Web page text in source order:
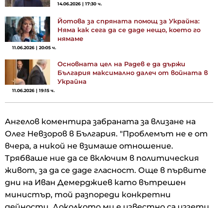
14.06.2026 | 17:30 ч.
Йотова за спряната помощ за Украйна:
Няма как сега да се даде нещо, което го
нямаме
11.06.2026 | 20:05 ч.
Основната цел на Радев е да държи
България максимално далеч от войната в
Украйна
11.06.2026 | 19:15 ч.
Ангелов коментира забраната за влизане на
Олег Невзоров в България. "Проблемът не е от
вчера, а никой не взимаше отношение.
Трябваше ние да се включим в политическия
живот, за да се даде гласност. Още в първите
дни на Иван Демерджиев като вътрешен
министър, той разпореди конкретни